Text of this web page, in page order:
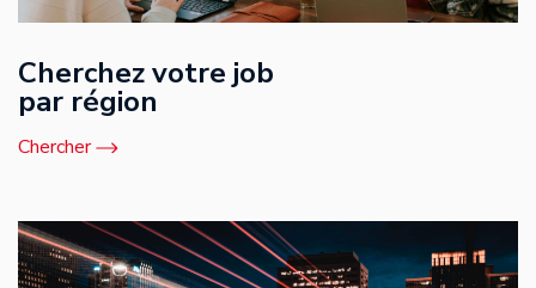
Cherchez votre job
par région
Chercher